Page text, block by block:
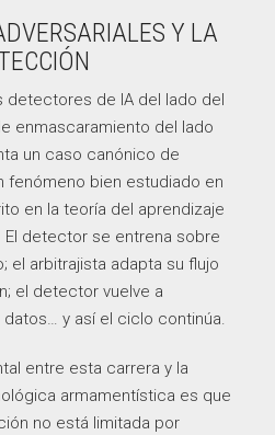
Y LA
detectores de IA del lado del
enmascaramiento del lado
un caso canónico de
fenómeno bien estudiado en
en la teoría del aprendizaje
El detector se entrena sobre
el arbitrajista adapta su flujo
el detector vuelve a
y así el ciclo continúa.
entre esta carrera y la
armamentística es que
no está limitada por